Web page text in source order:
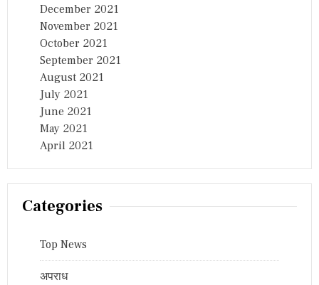
December 2021
November 2021
October 2021
September 2021
August 2021
July 2021
June 2021
May 2021
April 2021
Categories
Top News
अपराध